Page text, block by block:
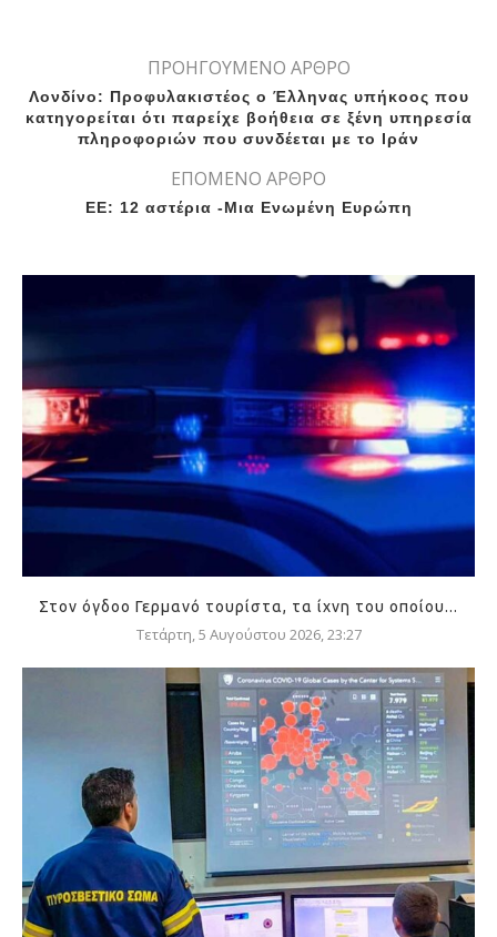
ΠΡΟΗΓΟΥΜΕΝΟ ΑΡΘΡΟ
Λονδίνο: Προφυλακιστέος ο Έλληνας υπήκοος που
κατηγορείται ότι παρείχε βοήθεια σε ξένη υπηρεσία
πληροφοριών που συνδέεται με το Ιράν
ΕΠΟΜΕΝΟ ΑΡΘΡΟ
ΕΕ: 12 αστέρια -Μια Ενωμένη Ευρώπη
Στον όγδοο Γερμανό τουρίστα, τα ίχνη του οποίου...
Τετάρτη, 5 Αυγούστου 2026, 23:27